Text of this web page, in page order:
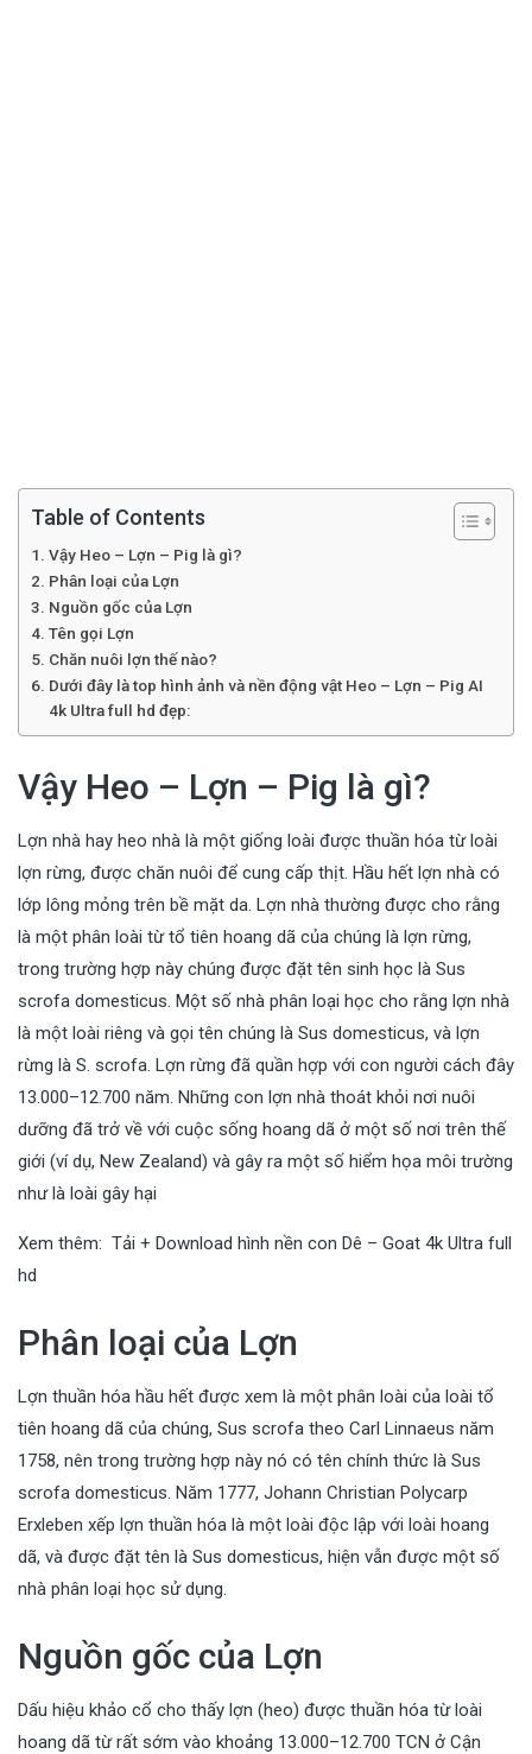
Table of Contents
Vậy Heo – Lợn – Pig là gì?
Phân loại của Lợn
Nguồn gốc của Lợn
Tên gọi Lợn
Chăn nuôi lợn thế nào?
Dưới đây là top hình ảnh và nền động vật Heo – Lợn – Pig AI
4k Ultra full hd đẹp:
Vậy Heo – Lợn – Pig là gì?
Lợn nhà hay heo nhà là một giống loài được thuần hóa từ loài
lợn rừng, được chăn nuôi để cung cấp thịt. Hầu hết lợn nhà có
lớp lông mỏng trên bề mặt da. Lợn nhà thường được cho rằng
là một phân loài từ tổ tiên hoang dã của chúng là lợn rừng,
trong trường hợp này chúng được đặt tên sinh học là Sus
scrofa domesticus. Một số nhà phân loại học cho rằng lợn nhà
là một loài riêng và gọi tên chúng là Sus domesticus, và lợn
rừng là S. scrofa. Lợn rừng đã quần hợp với con người cách đây
13.000–12.700 năm. Những con lợn nhà thoát khỏi nơi nuôi
dưỡng đã trở về với cuộc sống hoang dã ở một số nơi trên thế
giới (ví dụ, New Zealand) và gây ra một số hiểm họa môi trường
như là loài gây hại
Xem thêm: Tải + Download hình nền con Dê – Goat 4k Ultra full
hd
Phân loại của Lợn
Lợn thuần hóa hầu hết được xem là một phân loài của loài tổ
tiên hoang dã của chúng, Sus scrofa theo Carl Linnaeus năm
1758, nên trong trường hợp này nó có tên chính thức là Sus
scrofa domesticus. Năm 1777, Johann Christian Polycarp
Erxleben xếp lợn thuần hóa là một loài độc lập với loài hoang
dã, và được đặt tên là Sus domesticus, hiện vẫn được một số
nhà phân loại học sử dụng.
Nguồn gốc của Lợn
Dấu hiệu khảo cổ cho thấy lợn (heo) được thuần hóa từ loài
hoang dã từ rất sớm vào khoảng 13.000–12.700 TCN ở Cận